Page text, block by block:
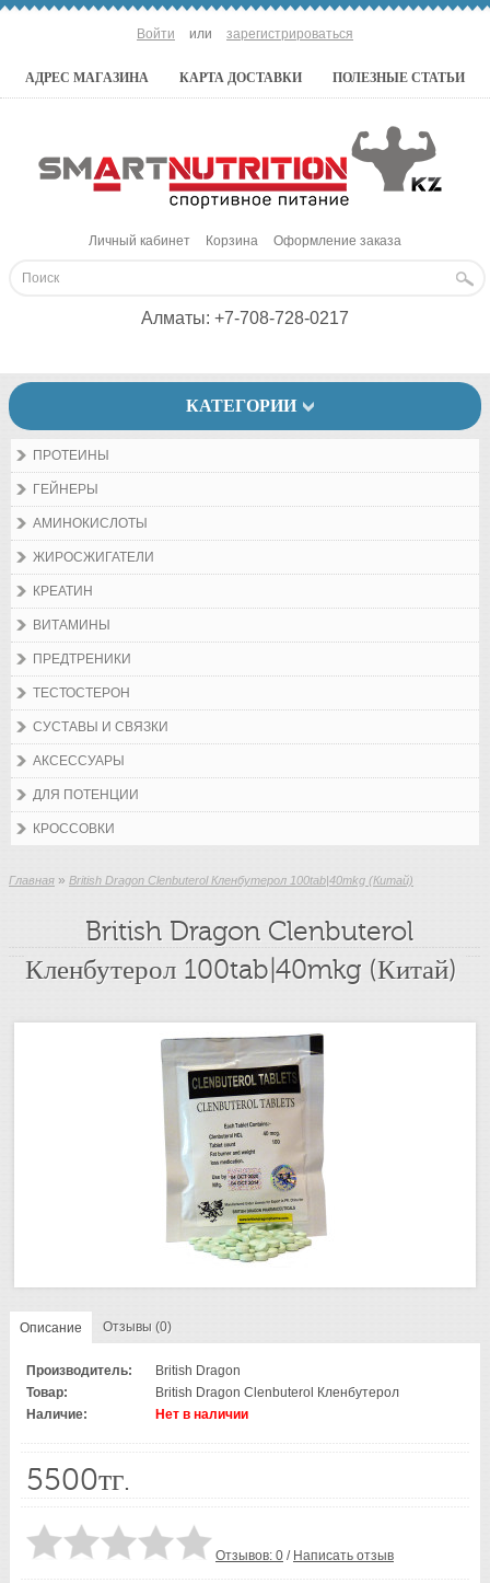
Войти или зарегистрироваться
АДРЕС МАГАЗИНА КАРТА ДОСТАВКИ ПОЛЕЗНЫЕ СТАТЬИ
Личный кабинет Корзина Оформление заказа
Алматы: +7-708-728-0217
КАТЕГОРИИ
ПРОТЕИНЫ
ГЕЙНЕРЫ
АМИНОКИСЛОТЫ
ЖИРОСЖИГАТЕЛИ
КРЕАТИН
ВИТАМИНЫ
ПРЕДТРЕНИКИ
ТЕСТОСТЕРОН
СУСТАВЫ И СВЯЗКИ
АКСЕССУАРЫ
ДЛЯ ПОТЕНЦИИ
КРОССОВКИ
Главная » British Dragon Clenbuterol Кленбутерол 100tab|40mkg (Китай)
British Dragon Clenbuterol
Кленбутерол 100tab|40mkg (Китай)
Описание Отзывы (0)
Производитель:
British Dragon
Товар:
British Dragon Clenbuterol Кленбутерол
Наличие:
Нет в наличии
5500тг.
Отзывов: 0 / Написать отзыв